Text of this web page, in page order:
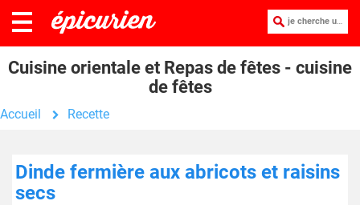
je cherche une recette :
Cuisine orientale et Repas de fêtes - cuisine
de fêtes
Accueil Recette
Dinde fermière aux abricots et raisins
secs